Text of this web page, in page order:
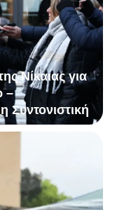
Νίκαιας για
–
Συντονιστική